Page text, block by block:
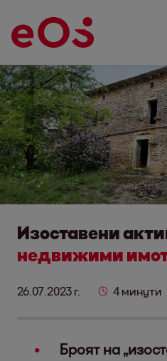
Изоставени
недвижими
26.07.2023 г. 4 минути
Броят на